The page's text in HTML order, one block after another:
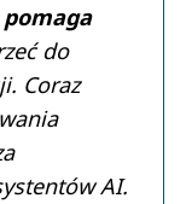
pomaga
do
Coraz
AI.